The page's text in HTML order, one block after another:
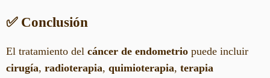
✅ Conclusión
El tratamiento del cáncer de endometrio puede incluir
cirugía, radioterapia, quimioterapia, terapia